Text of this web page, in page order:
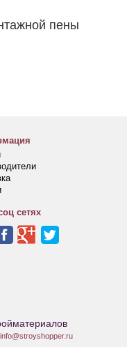
пены
сетях
info@stroyshopper.ru